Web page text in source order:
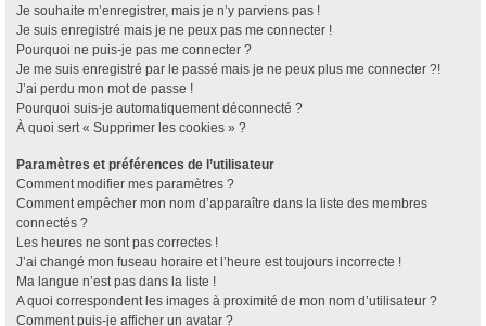
Je souhaite m’enregistrer, mais je n’y parviens pas !
Je suis enregistré mais je ne peux pas me connecter !
Pourquoi ne puis-je pas me connecter ?
Je me suis enregistré par le passé mais je ne peux plus me connecter ?!
J’ai perdu mon mot de passe !
Pourquoi suis-je automatiquement déconnecté ?
À quoi sert « Supprimer les cookies » ?
Paramètres et préférences de l’utilisateur
Comment modifier mes paramètres ?
Comment empêcher mon nom d’apparaître dans la liste des membres
connectés ?
Les heures ne sont pas correctes !
J’ai changé mon fuseau horaire et l’heure est toujours incorrecte !
Ma langue n’est pas dans la liste !
A quoi correspondent les images à proximité de mon nom d’utilisateur ?
Comment puis-je afficher un avatar ?